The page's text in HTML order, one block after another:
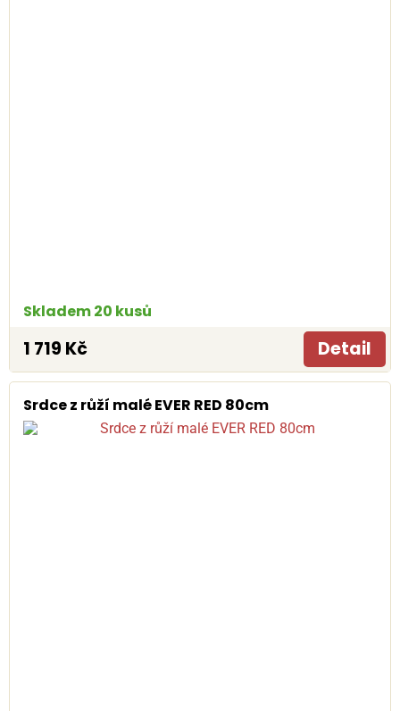
Skladem 20 kusů
1 719 Kč Detail
Srdce z růží malé EVER RED 80cm